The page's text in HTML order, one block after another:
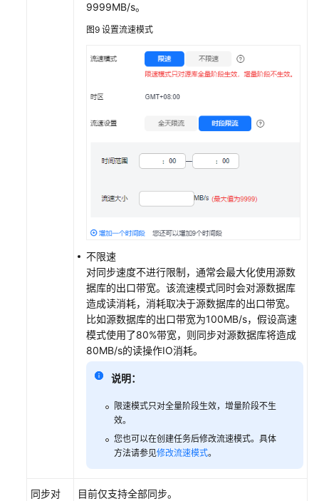
9999MB/s。
图9 设置流速模式
不限速
对同步速度不进行限制，通常会最大化使用源数
据库的出口带宽。该流速模式同时会对源数据库
造成读消耗，消耗取决于源数据库的出口带宽。
比如源数据库的出口带宽为100MB/s，假设高速
模式使用了80%带宽，则同步对源数据库将造成
80MB/s的读操作IO消耗。
说明：
限速模式只对全量阶段生效，增量阶段不生
效。
您也可以在创建任务后修改流速模式。具体
方法请参见修改流速模式。
同步对
目前仅支持全部同步。